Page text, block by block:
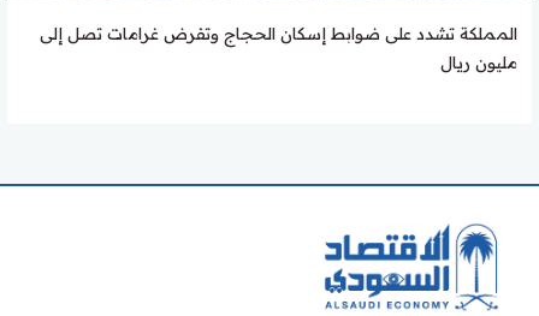
المملكة تشدد على ضوابط إسكان الحجاج وتفرض غرامات تصل إلى
مليون ريال